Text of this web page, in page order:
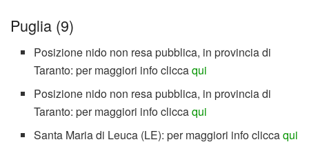
Puglia (9)
Posizione nido non resa pubblica, in provincia di
Taranto: per maggiori info cliccaqui
Posizione nido non resa pubblica, in provincia di
Taranto: per maggiori info cliccaqui
Santa Maria di Leuca (LE): per maggiori info cliccaqui